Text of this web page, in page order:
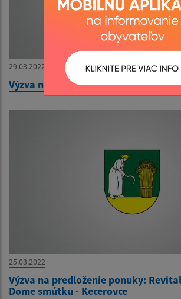
29.03.2022
Výzva na predloženie ponuky:
25.03.2022
Výzva na predloženie ponuky:
Dome smútku - Kecerovce